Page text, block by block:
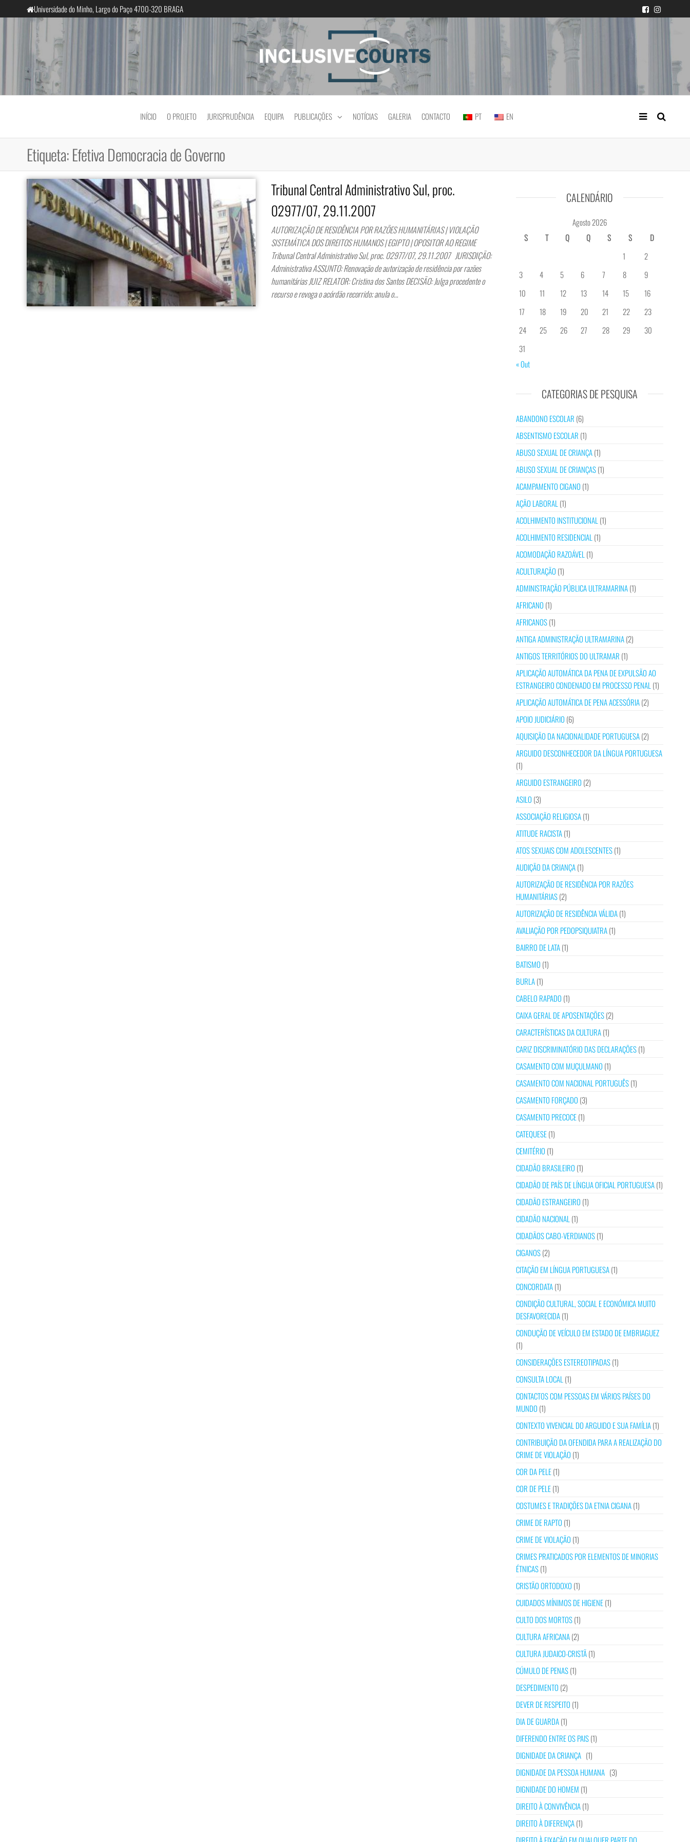
para
Universidade do Minho, Largo do Paço 4700-320 BRAGA
InclusiveCourts Igualdade e diferença cultural na prática judicial portuguesa
INÍCIO O PROJETO JURISPRUDÊNCIA EQUIPA PUBLICAÇÕES NOTÍCIAS GALERIA CONTACTO PT EN
Etiqueta:Efetiva Democracia de Governo
Tribunal Central Administrativo Sul, proc.
02977/07, 29.11.2007
AUTORIZAÇÃO DE RESIDÊNCIA POR RAZÕES HUMANITÁRIAS | VIOLAÇÃO
SISTEMÁTICA DOS DIREITOS HUMANOS | EGIPTO | OPOSITOR AO REGIME
Tribunal Central Administrativo Sul, proc. 02977/07, 29.11.2007 JURISDIÇÃO:
Administrativa ASSUNTO: Renovação de autorização de residência por razões
humanitárias JUIZ RELATOR: Cristina dos Santos DECISÃO: Julga procedente o
recurso e revoga o acórdão recorrido; anula o…
CALENDÁRIO
Agosto 2026
S
T Q Q S S
D
1
2
3
4 5 6 7 8
9
10
11 12 13 14 15
16
17
18 19 20 21 22
23
24
25 26 27 28 29
30
31
« Out
CATEGORIAS DE PESQUISA
ABANDONO ESCOLAR (6)
ABSENTISMO ESCOLAR (1)
ABUSO SEXUAL DE CRIANÇA(1)
ABUSO SEXUAL DE CRIANÇAS(1)
ACAMPAMENTO CIGANO (1)
AÇÃO LABORAL (1)
ACOLHIMENTO INSTITUCIONAL (1)
ACOLHIMENTO RESIDENCIAL (1)
ACOMODAÇÃO RAZOÁVEL (1)
ACULTURAÇÃO (1)
ADMINISTRAÇÃO PÚBLICA ULTRAMARINA(1)
AFRICANO (1)
AFRICANOS(1)
ANTIGA ADMINISTRAÇÃO ULTRAMARINA(2)
ANTIGOS TERRITÓRIOS DO ULTRAMAR (1)
APLICAÇÃO AUTOMÁTICA DA PENA DE EXPULSÃO AO
ESTRANGEIRO CONDENADO EM PROCESSO PENAL (1)
APLICAÇÃO AUTOMÁTICA DE PENA ACESSÓRIA(2)
APOIO JUDICIÁRIO (6)
AQUISIÇÃO DA NACIONALIDADE PORTUGUESA(2)
ARGUIDO DESCONHECEDOR DA LÍNGUA PORTUGUESA
(1)
ARGUIDO ESTRANGEIRO (2)
ASILO (3)
ASSOCIAÇÃO RELIGIOSA(1)
ATITUDE RACISTA(1)
ATOS SEXUAIS COM ADOLESCENTES(1)
AUDIÇÃO DA CRIANÇA(1)
AUTORIZAÇÃO DE RESIDÊNCIA POR RAZÕES
HUMANITÁRIAS(2)
AUTORIZAÇÃO DE RESIDÊNCIA VÁLIDA(1)
AVALIAÇÃO POR PEDOPSIQUIATRA(1)
BAIRRO DE LATA(1)
BATISMO (1)
BURLA(1)
CABELO RAPADO (1)
CAIXA GERAL DE APOSENTAÇÕES(2)
CARACTERÍSTICAS DA CULTURA(1)
CARIZ DISCRIMINATÓRIO DAS DECLARAÇÕES(1)
CASAMENTO COM MUÇULMANO (1)
CASAMENTO COM NACIONAL PORTUGUÊS(1)
CASAMENTO FORÇADO (3)
CASAMENTO PRECOCE(1)
CATEQUESE(1)
CEMITÉRIO (1)
CIDADÃO BRASILEIRO (1)
CIDADÃO DE PAÍS DE LÍNGUA OFICIAL PORTUGUESA(1)
CIDADÃO ESTRANGEIRO (1)
CIDADÃO NACIONAL (1)
CIDADÃOS CABO-VERDIANOS(1)
CIGANOS(2)
CITAÇÃO EM LÍNGUA PORTUGUESA(1)
CONCORDATA(1)
CONDIÇÃO CULTURAL, SOCIAL E ECONÓMICA MUITO
DESFAVORECIDA(1)
CONDUÇÃO DE VEÍCULO EM ESTADO DE EMBRIAGUEZ
(1)
CONSIDERAÇÕES ESTEREOTIPADAS(1)
CONSULTA LOCAL (1)
CONTACTOS COM PESSOAS EM VÁRIOS PAÍSES DO
MUNDO (1)
CONTEXTO VIVENCIAL DO ARGUIDO E SUA FAMÍLIA(1)
CONTRIBUIÇÃO DA OFENDIDA PARA A REALIZAÇÃO DO
CRIME DE VIOLAÇÃO (1)
COR DA PELE(1)
COR DE PELE(1)
COSTUMES E TRADIÇÕES DA ETNIA CIGANA(1)
CRIME DE RAPTO (1)
CRIME DE VIOLAÇÃO (1)
CRIMES PRATICADOS POR ELEMENTOS DE MINORIAS
ÉTNICAS(1)
CRISTÃO ORTODOXO (1)
CUIDADOS MÍNIMOS DE HIGIENE(1)
CULTO DOS MORTOS(1)
CULTURA AFRICANA(2)
CULTURA JUDAICO-CRISTÃ(1)
CÚMULO DE PENAS(1)
DESPEDIMENTO (2)
DEVER DE RESPEITO (1)
DIA DE GUARDA(1)
DIFERENDO ENTRE OS PAIS(1)
DIGNIDADE DA CRIANÇA (1)
DIGNIDADE DA PESSOA HUMANA (3)
DIGNIDADE DO HOMEM (1)
DIREITO À CONVIVÊNCIA(1)
DIREITO À DIFERENÇA(1)